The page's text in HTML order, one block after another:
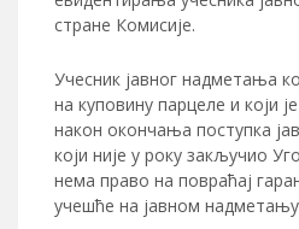
стране Комисије.
Учесник јавног надметања
на куповину парцеле и који
након окончања поступка
који није у року закључио
нема право на повраћај
учешће на јавном